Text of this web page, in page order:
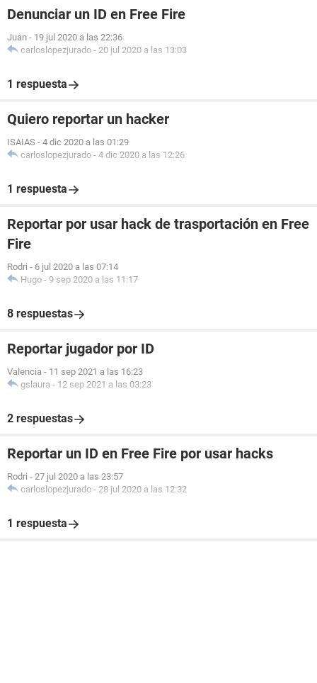
Denunciar un ID en Free Fire
Juan - 19 jul 2020 a las 22:36
carloslopezjurado - 20 jul 2020 a las 13:03
1 respuesta
Quiero reportar un hacker
ISAIAS - 4 dic 2020 a las 01:29
carloslopezjurado - 4 dic 2020 a las 12:26
1 respuesta
Reportar por usar hack de trasportación en Free
Fire
Rodri - 6 jul 2020 a las 07:14
Hugo - 9 sep 2020 a las 11:17
8 respuestas
Reportar jugador por ID
Valencia - 11 sep 2021 a las 16:23
gslaura - 12 sep 2021 a las 03:23
2 respuestas
Reportar un ID en Free Fire por usar hacks
Rodri - 27 jul 2020 a las 23:57
carloslopezjurado - 28 jul 2020 a las 12:32
1 respuesta